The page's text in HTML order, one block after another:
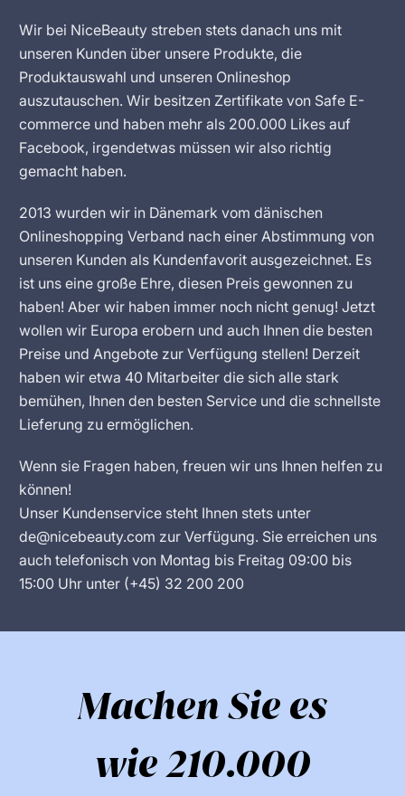
Wir bei NiceBeauty streben stets danach uns mit
unseren Kunden über unsere Produkte, die
Produktauswahl und unseren Onlineshop
auszutauschen. Wir besitzen Zertifikate von Safe E-
commerce und haben mehr als 200.000 Likes auf
Facebook, irgendetwas müssen wir also richtig
gemacht haben.
2013 wurden wir in Dänemark vom dänischen
Onlineshopping Verband nach einer Abstimmung von
unseren Kunden als Kundenfavorit ausgezeichnet. Es
ist uns eine große Ehre, diesen Preis gewonnen zu
haben! Aber wir haben immer noch nicht genug! Jetzt
wollen wir Europa erobern und auch Ihnen die besten
Preise und Angebote zur Verfügung stellen! Derzeit
haben wir etwa 40 Mitarbeiter die sich alle stark
bemühen, Ihnen den besten Service und die schnellste
Lieferung zu ermöglichen.
Wenn sie Fragen haben, freuen wir uns Ihnen helfen zu
können!
Unser Kundenservice steht Ihnen stets unter
de@nicebeauty.com zur Verfügung. Sie erreichen uns
auch telefonisch von Montag bis Freitag 09:00 bis
15:00 Uhr unter (+45) 32 200 200
Machen Sie es
wie 210.000